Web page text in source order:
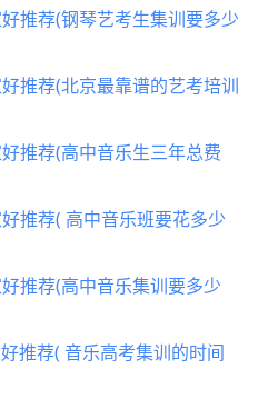
推荐(钢琴艺考生集训要多少
推荐(北京最靠谱的艺考培训
推荐(高中音乐生三年总费
推荐( 高中音乐班要花多少
推荐(高中音乐集训要多少
推荐( 音乐高考集训的时间